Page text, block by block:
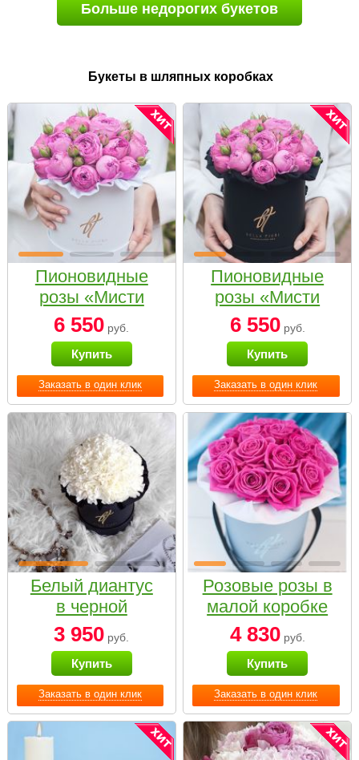
Больше недорогих букетов
Букеты в шляпных коробках
Заказать в один клик
Пионовидные
розы «Мисти
бабблс» в белой
коробке Small
6 550 руб.
Купить
Заказать в один клик
Пионовидные
розы «Мисти
бабблс» в
черной коробке
Small
6 550руб.
Купить
Заказать в один клик
Белый диантус
в черной
коробке Small
3 950 руб.
Купить
Заказать в один клик
Розовые розы в
малой коробке
4 830руб.
Купить